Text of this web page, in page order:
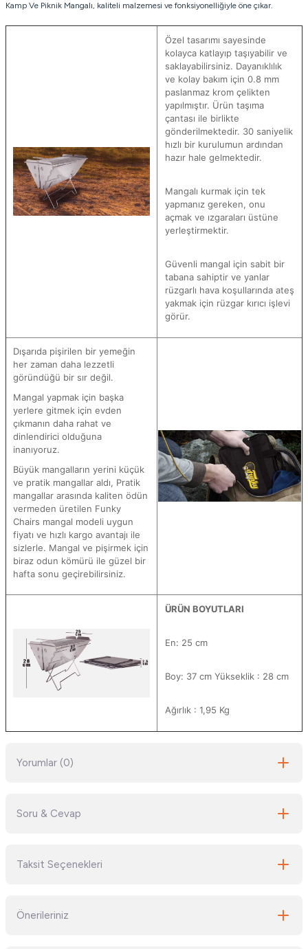
Kamp Ve Piknik Mangalı, kaliteli malzemesi ve fonksiyonelliğiyle öne çıkar.
Özel tasarımı sayesinde
kolayca katlayıp taşıyabilir ve
saklayabilirsiniz. Dayanıklılık
ve kolay bakım için 0.8 mm
paslanmaz krom çelikten
yapılmıştır. Ürün taşıma
çantası ile birlikte
gönderilmektedir. 30 saniyelik
hızlı bir kurulumun ardından
hazır hale gelmektedir.
Mangalı kurmak için tek
yapmanız gereken, onu
açmak ve ızgaraları üstüne
yerleştirmektir.
Güvenli mangal için sabit bir
tabana sahiptir ve yanlar
rüzgarlı hava koşullarında ateş
yakmak için rüzgar kırıcı işlevi
görür.
Dışarıda pişirilen bir yemeğin
her zaman daha lezzetli
göründüğü bir sır değil.
Mangal yapmak için başka
yerlere gitmek için evden
çıkmanın daha rahat ve
dinlendirici olduğuna
inanıyoruz.
Büyük mangalların yerini küçük
ve pratik mangallar aldı, Pratik
mangallar arasında kaliten ödün
vermeden üretilen Funky
Chairs mangal modeli uygun
fiyatı ve hızlı kargo avantajı ile
sizlerle. Mangal ve pişirmek için
biraz odun kömürü ile güzel bir
hafta sonu geçirebilirsiniz.
ÜRÜN BOYUTLARI
En: 25 cm
Boy: 37 cm Yükseklik : 28 cm
Ağırlık : 1,95 Kg
Yorumlar (0)
Soru & Cevap
Taksit Seçenekleri
Önerileriniz